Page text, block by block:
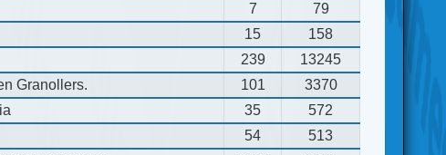
7
79
15
158
239
13245
Granollers. 101
3370
35
572
54
513